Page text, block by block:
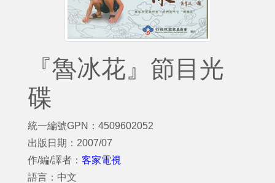
『魯冰花』節目光
碟
統一編號GPN：4509602052
出版日期：2007/07
作/編/譯者： 客家電視
語言：中文